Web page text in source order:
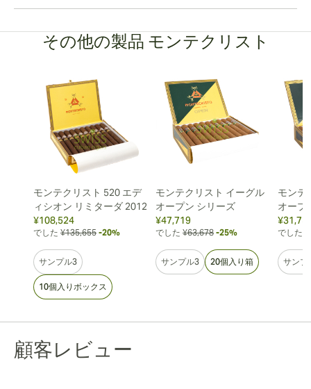
その他の製品 モンテクリスト
モンテクリスト 520 エデ
ィシオン リミターダ 2012
¥108,524
でした ¥135,655 -20%
サンプル3
10個入りボックス
モンテクリスト イーグル
オープン シリーズ
¥47,719
でした ¥63,678 -25%
サンプル3 20個入り箱
モンテ
オープ
でした
サンプ
顧客レビュー